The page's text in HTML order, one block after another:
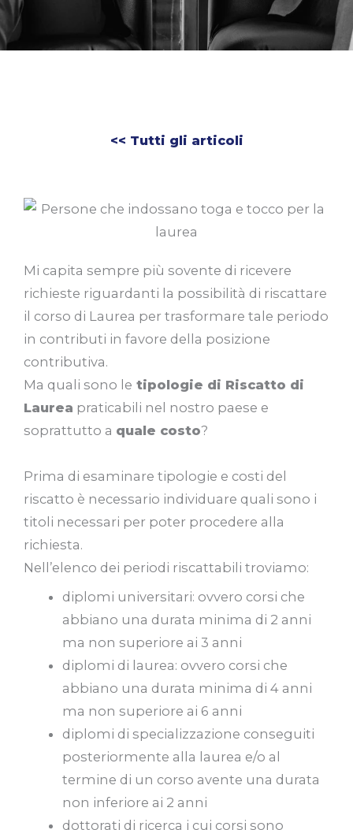
<< Tutti gli articoli
Mi capita sempre più sovente di ricevere
richieste riguardanti la possibilità di riscattare
il corso di Laurea per trasformare tale periodo
in contributi in favore della posizione
contributiva.
Ma quali sono le tipologie di Riscatto di
Laurea praticabili nel nostro paese e
soprattutto a quale costo?
Prima di esaminare tipologie e costi del
riscatto è necessario individuare quali sono i
titoli necessari per poter procedere alla
richiesta.
Nell’elenco dei periodi riscattabili troviamo:
diplomi universitari: ovvero corsi che
abbiano una durata minima di 2 anni
ma non superiore ai 3 anni
diplomi di laurea: ovvero corsi che
abbiano una durata minima di 4 anni
ma non superiore ai 6 anni
diplomi di specializzazione conseguiti
posteriormente alla laurea e/o al
termine di un corso avente una durata
non inferiore ai 2 anni
dottorati di ricerca i cui corsi sono